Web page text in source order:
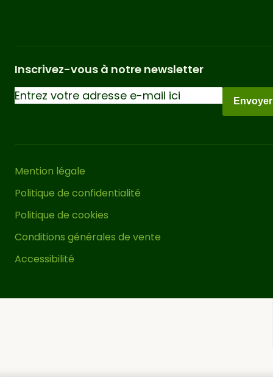
les poteaux, poutres et traverses. Il
s’agit d’un phénomène naturel
provoqué par la dilatation et la
chose d’inévitable en raison des
pergolas bois lamellé-collé minimisent
au maximum ces comportements.
Vous pouvez couvrir le toit de cette
pergola bois avec une solution telle
qu’une bâche, un auvent coulissant, du
Inscrivez-vous à notre newsletter
Envoyer
Mention légale
Politique de confidentialité
Politique de cookies
Conditions générales de vente
Accessibilité